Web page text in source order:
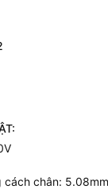
cách chân: 5.08mm